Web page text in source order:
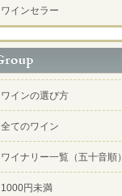
ワインセラー
ワインの選び方
全てのワイン
ワイナリー一覧（五十音順）
1000円未満